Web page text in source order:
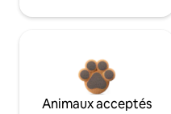
Animaux acceptés